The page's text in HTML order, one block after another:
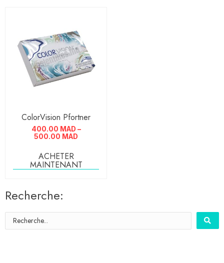
Recherche:
ColorVision Pfortner
400.00 MAD –
500.00 MAD
ACHETER
MAINTENANT